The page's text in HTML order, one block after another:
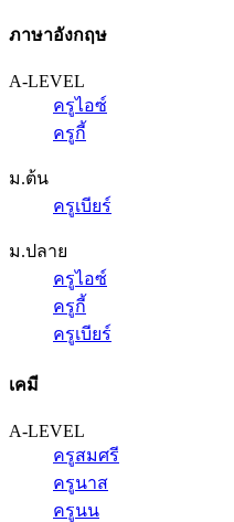
ภาษาอังกฤษ
A-LEVEL
ครูไอซ์
ครูกี้
ม.ต้น
ครูเบียร์
ม.ปลาย
ครูไอซ์
ครูกี้
ครูเบียร์
เคมี
A-LEVEL
ครูสมศรี
ครูนาส
ครูนน